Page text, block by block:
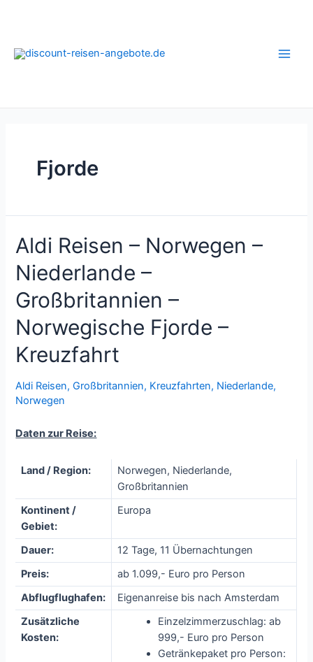
Fjorde
Aldi Reisen – Norwegen –
Niederlande –
Großbritannien –
Norwegische Fjorde –
Kreuzfahrt
Aldi Reisen,Großbritannien, Kreuzfahrten, Niederlande,
Norwegen
Daten zur Reise:
Land / Region:
Norwegen, Niederlande,
Großbritannien
Kontinent /
Gebiet:
Europa
Dauer:
12 Tage, 11 Übernachtungen
Preis:
ab 1.099,- Euro pro Person
Abflugflughafen:
Eigenanreise bis nach Amsterdam
Zusätzliche
Kosten:
Einzelzimmerzuschlag: ab
999,- Euro pro Person
Getränkepaket pro Person: